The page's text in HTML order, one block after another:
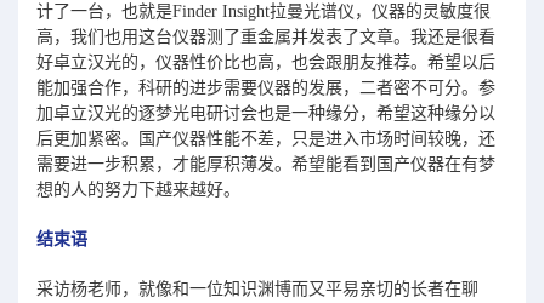
计了一台，也就是Finder Insight拉曼光谱仪，仪器的灵敏度很
高，我们也用这台仪器测了重金属并发表了文章。我还是很看
好卓立汉光的，仪器性价比也高，也会跟朋友推荐。希望以后
能加强合作，科研的进步需要仪器的发展，二者密不可分。参
加卓立汉光的逐梦光电研讨会也是一种缘分，希望这种缘分以
后更加紧密。国产仪器性能不差，只是进入市场时间较晚，还
需要进一步积累，才能厚积薄发。希望能看到国产仪器在有梦
想的人的努力下越来越好。
结束语
采访杨老师，就像和一位知识渊博而又平易亲切的长者在聊